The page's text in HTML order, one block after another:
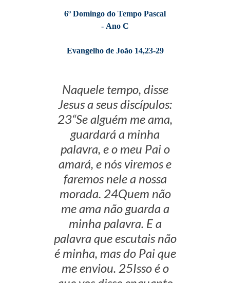
6º Domingo do Tempo Pascal
- Ano C
Evangelho de João 14,23-29
Naquele tempo, disse
Jesus a seus discípulos:
23“Se alguém me ama,
guardará a minha
palavra, e o meu Pai o
amará, e nós viremos e
faremos nele a nossa
morada. 24Quem não
me ama não guarda a
minha palavra. E a
palavra que escutais não
é minha, mas do Pai que
me enviou. 25Isso é o